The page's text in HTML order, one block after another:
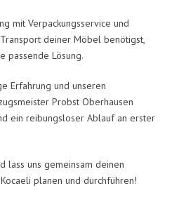
mit Verpackungsservice und
deiner Möbel benötigst,
passende Lösung.
Erfahrung und unseren
Probst Oberhausen
ein reibungsloser Ablauf an erster
lass uns gemeinsam deinen
planen und durchführen!